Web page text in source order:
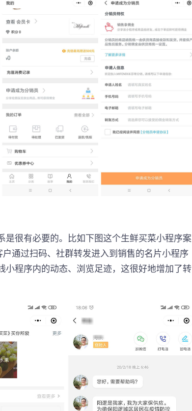
很有必要的。比如下图这个生鲜买菜小程序案
通过扫码、社群转发进入到销售的名片小程序
程序内的动态、浏览足迹，这很好地增加了转